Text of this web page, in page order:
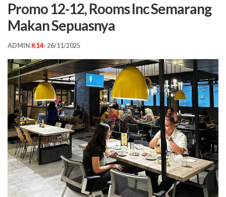
Promo 12-12, Rooms Inc Semarang
Makan Sepuasnya
ADMIN K14· 26/11/2025